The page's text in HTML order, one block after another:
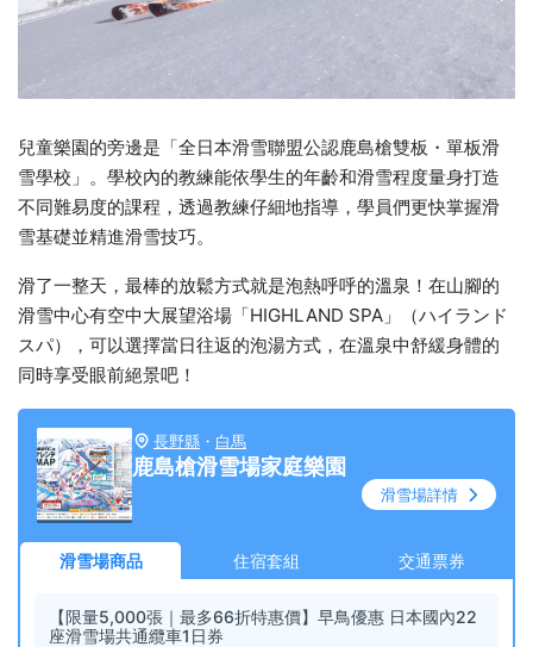
兒童樂園的旁邊是「全日本滑雪聯盟公認鹿島槍雙板・單板滑
雪學校」。學校內的教練能依學生的年齡和滑雪程度量身打造
不同難易度的課程，透過教練仔細地指導，學員們更快掌握滑
雪基礎並精進滑雪技巧。
滑了一整天，最棒的放鬆方式就是泡熱呼呼的溫泉！在山腳的
滑雪中心有空中大展望浴場「HIGHLAND SPA」（ハイランド
スパ），可以選擇當日往返的泡湯方式，在溫泉中舒緩身體的
同時享受眼前絕景吧！
長野縣 ・ 白馬
鹿島槍滑雪場家庭樂園
滑雪場詳情
滑雪場商品 住宿套組 交通票券
【限量5,000張｜最多66折特惠價】早鳥優惠 日本國內22
座滑雪場共通纜車1日券